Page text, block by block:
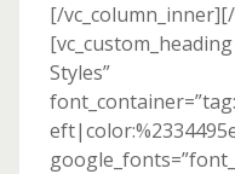
[/
Styles”